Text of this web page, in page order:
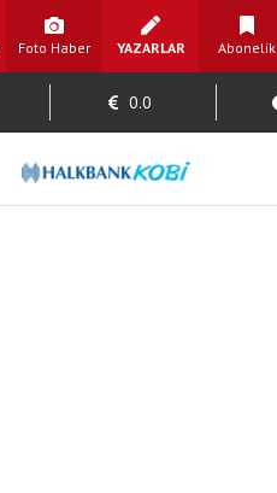
Foto Haber YAZARLAR Abonelik
0.0